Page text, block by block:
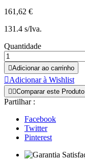
161,62 €
131.4 s/Iva.
Quantidade
Adicionar ao carrinho
Adicionar à Wishlist
 Comparar este Produto
Partilhar :
Facebook
Twitter
Pinterest